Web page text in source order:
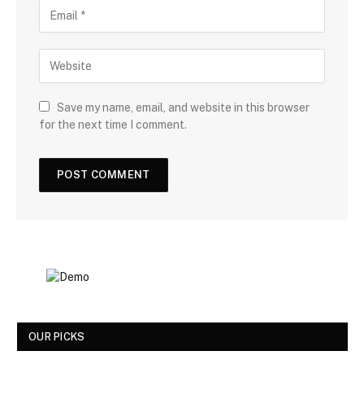
Save my name, email, and website in this browser
for the next time I comment.
OUR PICKS